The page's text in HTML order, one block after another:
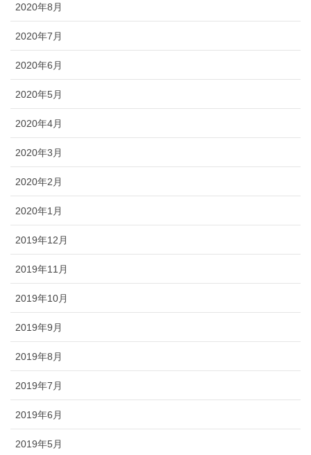
2020年8月
2020年7月
2020年6月
2020年5月
2020年4月
2020年3月
2020年2月
2020年1月
2019年12月
2019年11月
2019年10月
2019年9月
2019年8月
2019年7月
2019年6月
2019年5月